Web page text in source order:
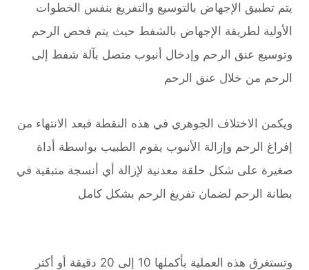
يتم تطبيق الإجهاض بالتوسيع والتفريغ بنفس الخطوات
الأولية لطريقة الإجهاض بالشفط حيث يتم فحص الرحم
وتوسيع عنق الرحم وإدخال أنبوب متصل بآلة شفط إلى
الرحم من خلال عنق الرحم
ويكمن الاختلاف الجوهري في هذه النقطة فبعد الانتهاء من
إفراغ الرحم وإزالة الأنبوب يقوم الطبيب بواسطة أداة
صغيرة على شكل حلقة معدنية لإزالة أي أنسجة متبقية في
بطانة الرحم لضمان تفريغ الرحم بشكل كامل
وتستغرق هذه العملية بأكملها 10 إلى 20 دقيقة أو أكثر